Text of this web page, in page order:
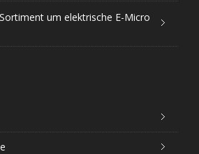
um elektrische E-Micro